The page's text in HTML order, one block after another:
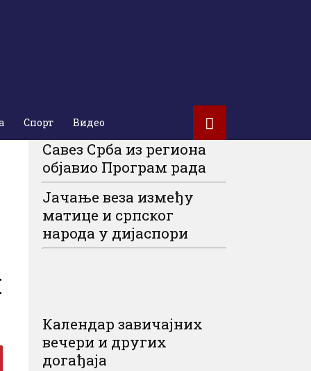
Спорт Видео
Савез Срба из региона
објавио Програм рада
Јачање веза између
матице и српског
народа у дијаспори
Календар завичајних
вечери и других
догађаја